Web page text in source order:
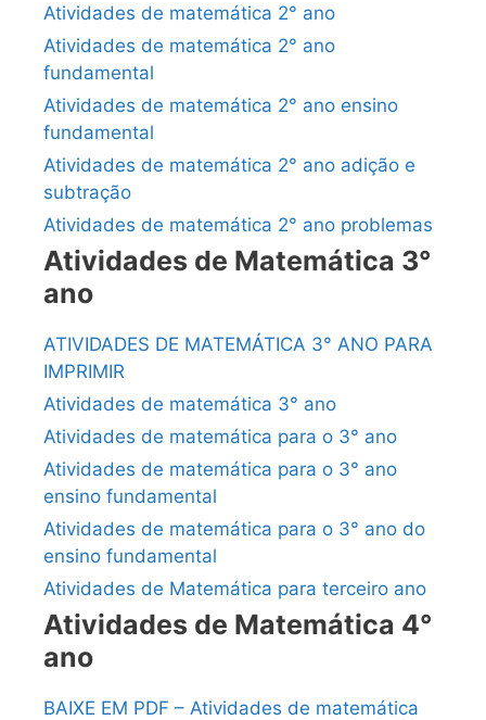
Atividades de matemática 2° ano
Atividades de matemática 2° ano
fundamental
Atividades de matemática 2° ano ensino
fundamental
Atividades de matemática 2° ano adição e
subtração
Atividades de matemática 2° ano problemas
Atividades de Matemática 3°
ano
ATIVIDADES DE MATEMÁTICA 3° ANO PARA
IMPRIMIR
Atividades de matemática 3° ano
Atividades de matemática para o 3° ano
Atividades de matemática para o 3° ano
ensino fundamental
Atividades de matemática para o 3° ano do
ensino fundamental
Atividades de Matemática para terceiro ano
Atividades de Matemática 4°
ano
BAIXE EM PDF – Atividades de matemática